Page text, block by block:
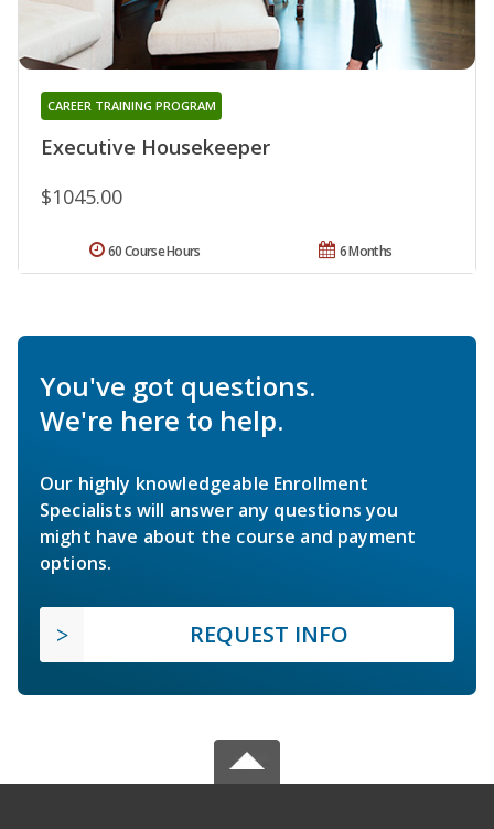
Executive Housekeeper
CAREER TRAINING PROGRAM
$1045.00
6 Months
60 Course Hours
You've got questions.
We're here to help.
Our highly knowledgeable Enrollment
Specialists will answer any questions you
might have about the course and payment
options.
REQUEST INFO